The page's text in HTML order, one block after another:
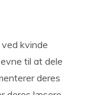
kvinde
til at dele
deres